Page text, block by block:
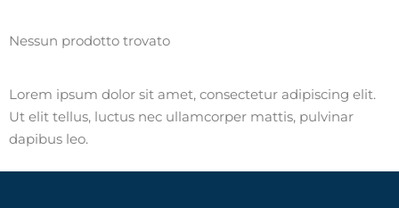
Nessun prodotto trovato
Lorem ipsum dolor sit amet, consectetur adipiscing elit.
Ut elit tellus, luctus nec ullamcorper mattis, pulvinar
dapibus leo.